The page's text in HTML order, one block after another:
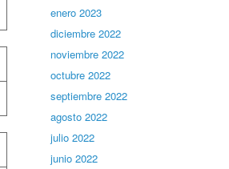
enero 2023
diciembre 2022
noviembre 2022
octubre 2022
septiembre 2022
agosto 2022
julio 2022
junio 2022